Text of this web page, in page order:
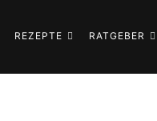
REZEPTE RATGEBER